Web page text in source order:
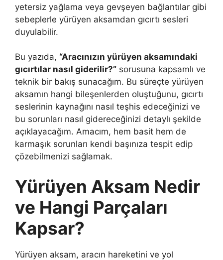
yetersiz yağlama veya gevşeyen bağlantılar gibi
sebeplerle yürüyen aksamdan gıcırtı sesleri
duyulabilir.
Bu yazıda, “Aracınızın yürüyen aksamındaki
gıcırtılar nasıl giderilir?” sorusuna kapsamlı ve
teknik bir bakış sunacağım. Bu süreçte yürüyen
aksamın hangi bileşenlerden oluştuğunu, gıcırtı
seslerinin kaynağını nasıl teşhis edeceğinizi ve
bu sorunları nasıl gidereceğinizi detaylı şekilde
açıklayacağım. Amacım, hem basit hem de
karmaşık sorunları kendi başınıza tespit edip
çözebilmenizi sağlamak.
Yürüyen Aksam Nedir
ve Hangi Parçaları
Kapsar?
Yürüyen aksam, aracın hareketini ve yol